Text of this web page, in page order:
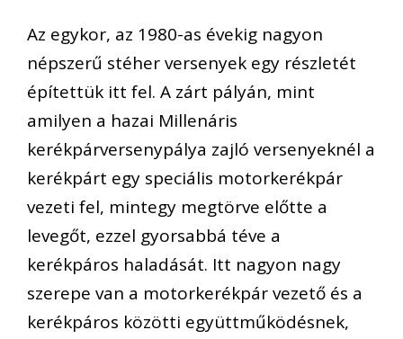
Az egykor, az 1980-as évekig nagyon
népszerű stéher versenyek egy részletét
építettük itt fel. A zárt pályán, mint
amilyen a hazai Millenáris
kerékpárversenypálya zajló versenyeknél a
kerékpárt egy speciális motorkerékpár
vezeti fel, mintegy megtörve előtte a
levegőt, ezzel gyorsabbá téve a
kerékpáros haladását. Itt nagyon nagy
szerepe van a motorkerékpár vezető és a
kerékpáros közötti együttműködésnek,